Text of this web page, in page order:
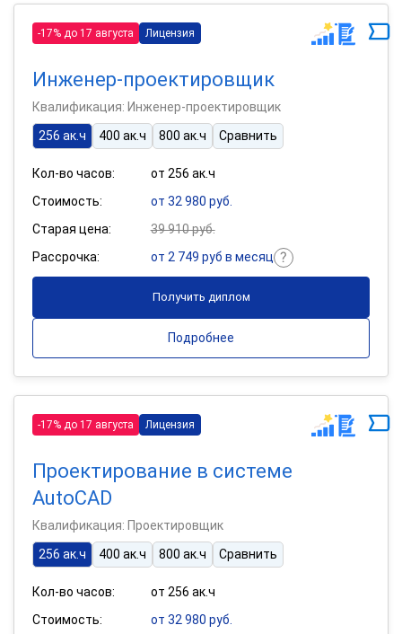
-17% до 17 августа Лицензия
Инженер-проектировщик
Квалификация: Инженер-проектировщик
256 ак.ч
400 ак.ч 800 ак.ч Сравнить
Кол-во часов:
от 256 ак.ч
Стоимость:
от 32 980 руб.
Старая цена:
39 910 руб.
Рассрочка:
от 2 749 руб в месяц
Получить диплом
Подробнее
-17% до 17 августа Лицензия
Проектирование в системе
AutoCAD
Квалификация: Проектировщик
256 ак.ч
400 ак.ч 800 ак.ч Сравнить
Кол-во часов:
от 256 ак.ч
Стоимость:
от 32 980 руб.